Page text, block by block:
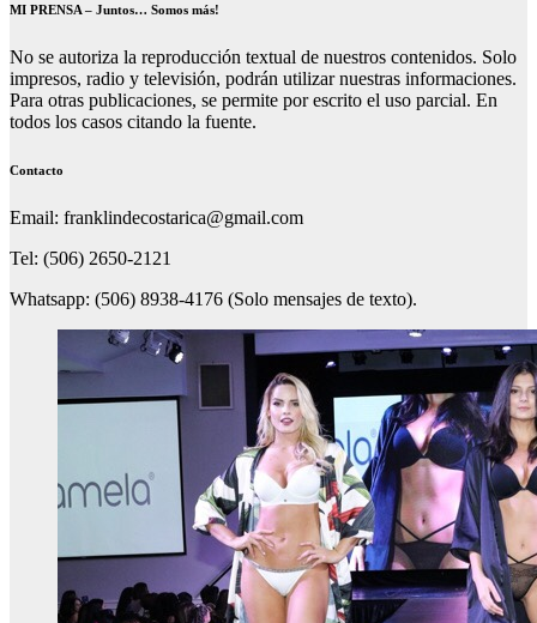
MI PRENSA – Juntos… Somos más!
No se autoriza la reproducción textual de nuestros contenidos. Solo
impresos, radio y televisión, podrán utilizar nuestras informaciones.
Para otras publicaciones, se permite por escrito el uso parcial. En
todos los casos citando la fuente.
Contacto
Email: franklindecostarica@gmail.com
Tel: (506) 2650-2121
Whatsapp: (506) 8938-4176 (Solo mensajes de texto).